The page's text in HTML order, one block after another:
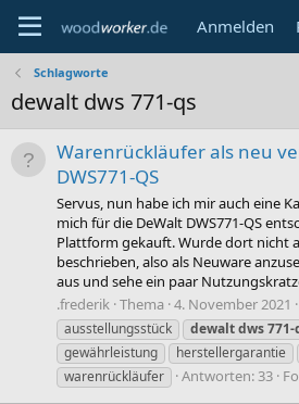
Anmelden
Schlagworte
dewalt dws 771-qs
Warenrückläufer als neu
DWS771-QS
Servus, nun habe ich mir auch eine
mich für die DeWalt DWS771-QS
Plattform gekauft. Wurde dort nicht
beschrieben, also als Neuware
aus und sehe ein paar
.frederik Thema 4. November 2021
ausstellungsstück
dewaltdws771-
gewährleistung
herstellergarantie
warenrückläufer
Antworten: 33